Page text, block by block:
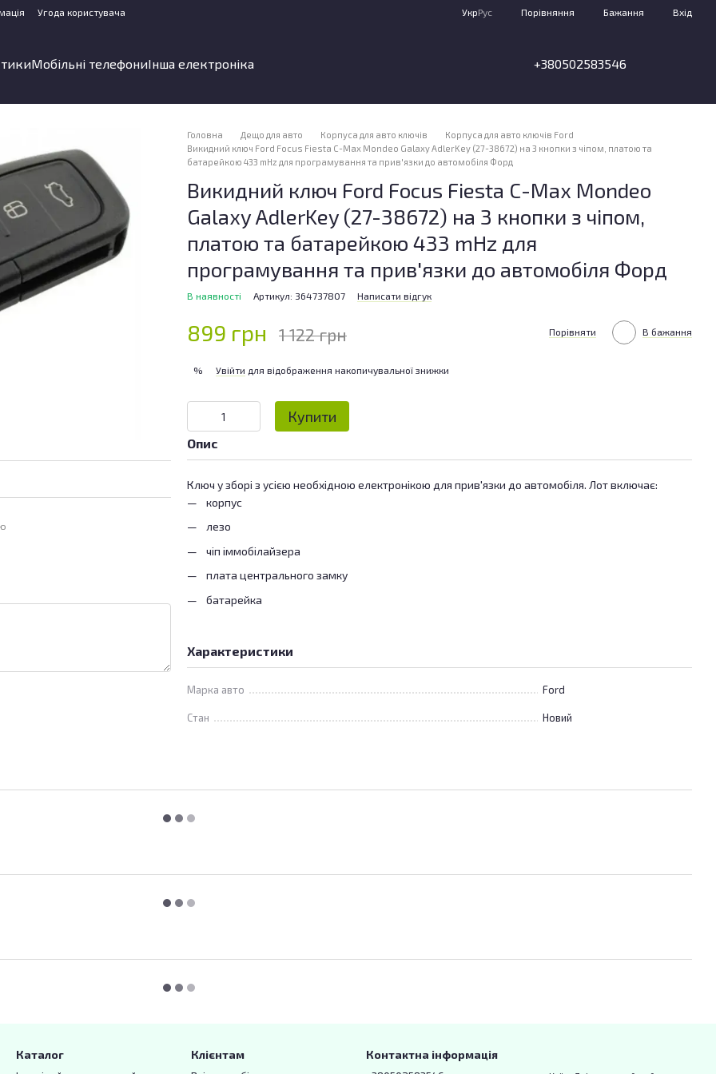
Угода користувача УкрРус Порівняння Бажання Вхід
Мобільні телефониІнша електроніка +380502583546
Головна Дещо для авто Корпуса для авто ключів
Корпуса для авто ключів Ford
Викидний ключ Ford Focus Fiesta C-Max Mondeo Galaxy AdlerKey (27-38672) на 3 кнопки з чіпом, платою та
батарейкою 433 mHz для програмування та прив'язки до автомобіля Форд
Викидний ключ Ford Focus Fiesta C-Max Mondeo
Galaxy AdlerKey (27-38672) на 3 кнопки з чіпом,
платою та батарейкою 433 mHz для
програмування та прив'язки до автомобіля Форд
В наявності Артикул: 364737807 Написати відгук
899 грн 1 122 грн Порівняти В бажання
% Увійти для відображення накопичувальної знижки
Купити
Опис
Ключ у зборі з усією необхідною електронікою для прив'язки до автомобіля. Лот включає:
корпус
лезо
чіп іммобілайзера
плата центрального замку
батарейка
Характеристики
Марка авто Ford
Стан Новий
Каталог Клієнтам Контактна інформація